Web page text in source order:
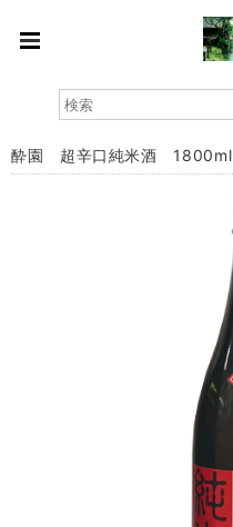
酔園 超辛口純米酒 1800ml